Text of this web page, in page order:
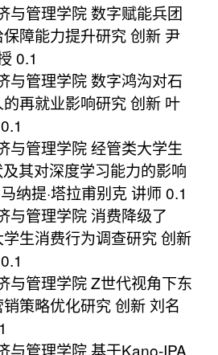
与管理学院 数字赋能兵团
障能力提升研究 创新 尹
0.1
与管理学院 数字鸿沟对石
再就业影响研究 创新 叶
与管理学院 经管类大学生
其对深度学习能力的影响
纳提·塔拉甫别克 讲师 0.1
与管理学院 消费降级了
生消费行为调查研究 创新
与管理学院 Z世代视角下东
策略优化研究 创新 刘名
与管理学院 基于Kano-IPA